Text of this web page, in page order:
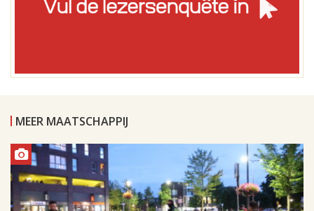
MEER MAATSCHAPPIJ